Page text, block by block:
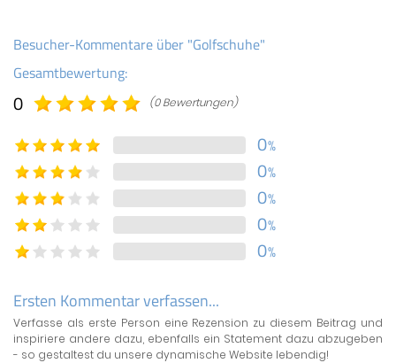
Besucher-Kommentare über "Golfschuhe"
Gesamtbewertung:
0 (0 Bewertungen)
0%
0%
0%
0%
0%
Ersten Kommentar verfassen...
Verfasse als erste Person eine Rezension zu diesem Beitrag und
inspiriere andere dazu, ebenfalls ein Statement dazu abzugeben
- so gestaltest du unsere dynamische Website lebendig!